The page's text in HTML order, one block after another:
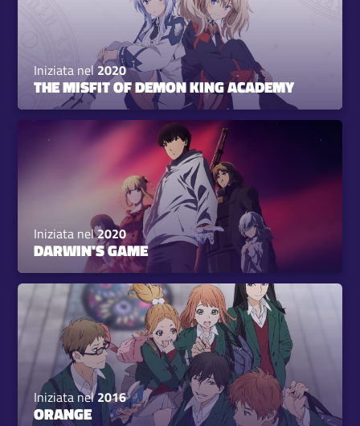
Iniziata nel2020
THE MISFIT OF DEMON KING ACADEMY
Iniziata nel2020
DARWIN'S GAME
Iniziata nel2016
ORANGE